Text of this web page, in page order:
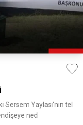
Yaylası'nın tel
ned